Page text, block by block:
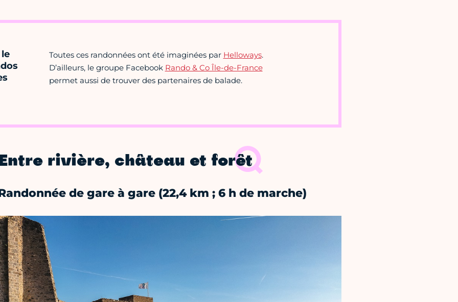
Toutes ces randonnées ont été imaginées par Helloways.
D’ailleurs, le groupe Facebook Rando & Co Île-de-France
permet aussi de trouver des partenaires de balade.
rivière, château et forêt
de gare à gare (22,4 km ; 6 h de marche)